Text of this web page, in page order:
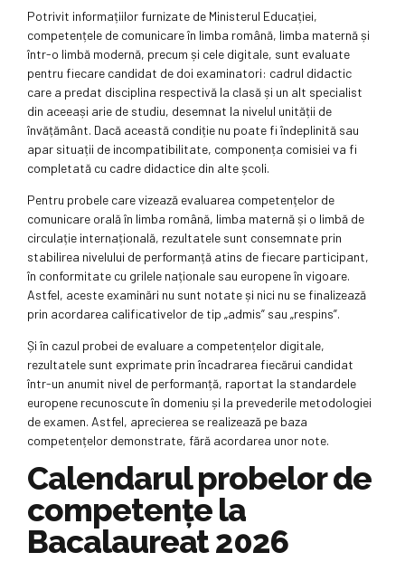
Potrivit informațiilor furnizate de Ministerul Educației,
competențele de comunicare în limba română, limba maternă și
într-o limbă modernă, precum și cele digitale, sunt evaluate
pentru fiecare candidat de doi examinatori: cadrul didactic
care a predat disciplina respectivă la clasă și un alt specialist
din aceeași arie de studiu, desemnat la nivelul unității de
învățământ. Dacă această condiție nu poate fi îndeplinită sau
apar situații de incompatibilitate, componența comisiei va fi
completată cu cadre didactice din alte școli.
Pentru probele care vizează evaluarea competențelor de
comunicare orală în limba română, limba maternă și o limbă de
circulație internațională, rezultatele sunt consemnate prin
stabilirea nivelului de performanță atins de fiecare participant,
în conformitate cu grilele naționale sau europene în vigoare.
Astfel, aceste examinări nu sunt notate și nici nu se finalizează
prin acordarea calificativelor de tip „admis” sau „respins”.
Și în cazul probei de evaluare a competențelor digitale,
rezultatele sunt exprimate prin încadrarea fiecărui candidat
într-un anumit nivel de performanță, raportat la standardele
europene recunoscute în domeniu și la prevederile metodologiei
de examen. Astfel, aprecierea se realizează pe baza
competențelor demonstrate, fără acordarea unor note.
Calendarul probelor de
competențe la
Bacalaureat 2026